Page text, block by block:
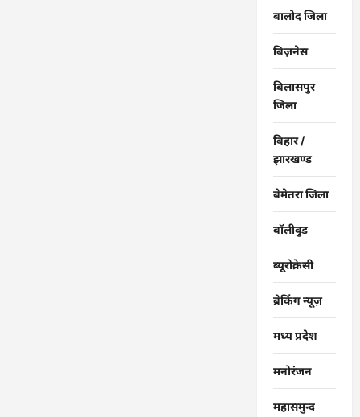
बालोद जिला
बिज़नेस
बिलासपुर
जिला
बिहार /
झारखण्ड
बेमेतरा जिला
बॉलीवुड
ब्यूरोक्रेसी
ब्रेकिंग न्यूज़
मध्य प्रदेश
मनोरंजन
महासमुन्द